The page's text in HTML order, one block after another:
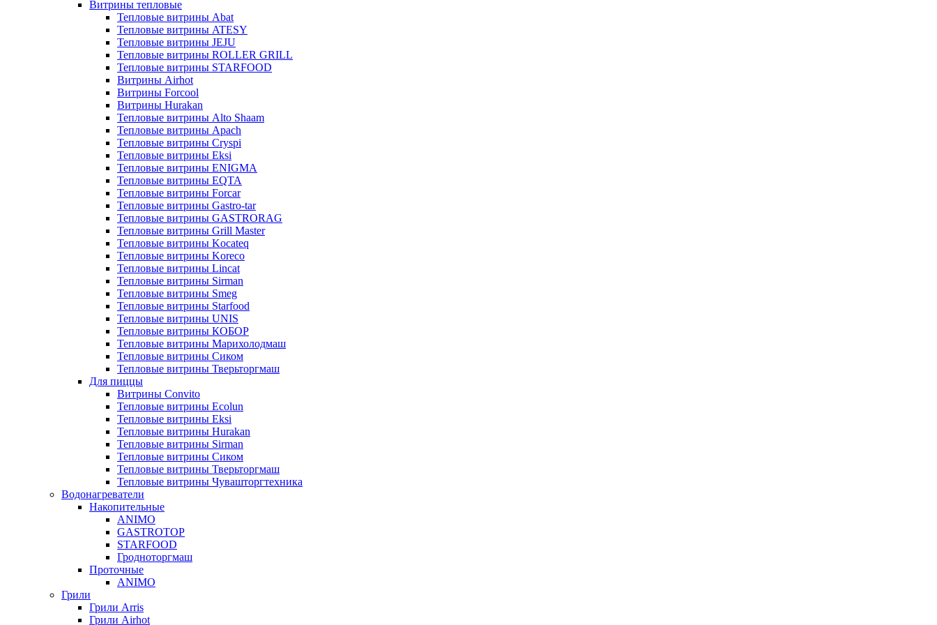
Витрины тепловые
Тепловые витрины Abat
Тепловые витрины ATESY
Тепловые витрины JEJU
Тепловые витрины ROLLER GRILL
Тепловые витрины STARFOOD
Витрины Airhot
Витрины Forcool
Витрины Hurakan
Тепловые витрины Alto Shaam
Тепловые витрины Apach
Тепловые витрины Cryspi
Тепловые витрины Eksi
Тепловые витрины ENIGMA
Тепловые витрины EQTA
Тепловые витрины Forcar
Тепловые витрины Gastro-tar
Тепловые витрины GASTRORAG
Тепловые витрины Grill Master
Тепловые витрины Kocateq
Тепловые витрины Koreco
Тепловые витрины Lincat
Тепловые витрины Sirman
Тепловые витрины Smeg
Тепловые витрины Starfood
Тепловые витрины UNIS
Тепловые витрины КОБОР
Тепловые витрины Марихолодмаш
Тепловые витрины Сиком
Тепловые витрины Тверьторгмаш
Для пиццы
Витрины Convito
Тепловые витрины Ecolun
Тепловые витрины Eksi
Тепловые витрины Hurakan
Тепловые витрины Sirman
Тепловые витрины Сиком
Тепловые витрины Тверьторгмаш
Тепловые витрины Чувашторгтехника
Водонагреватели
Накопительные
ANIMO
GASTROTOP
STARFOOD
Гродноторгмаш
Проточные
ANIMO
Грили
Грили Arris
Грили Airhot